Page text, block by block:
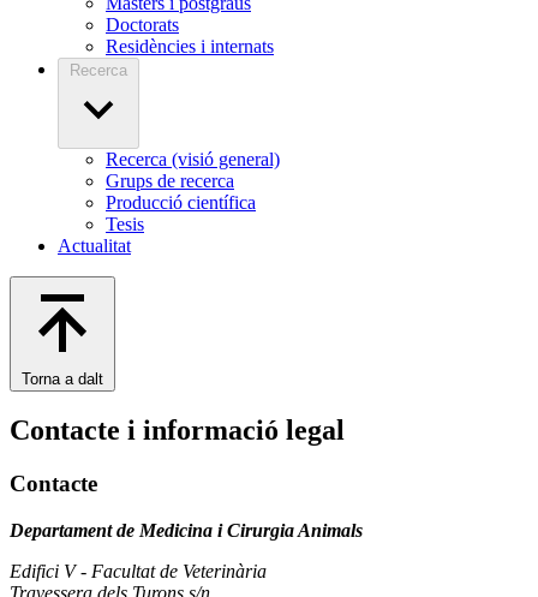
Doctorats
Residències i internats
Recerca
Recerca (visió general)
Grups de recerca
Producció científica
Tesis
Actualitat
Torna a dalt
Contacte i informació legal
Contacte
Departament de Medicina i Cirurgia Animals
Edifici V - Facultat de Veterinària
Travessera dels Turons s/n